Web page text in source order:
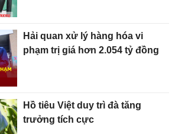
Hải quan xử lý hàng hóa vi
phạm trị giá hơn 2.054 tỷ đồng
Hồ tiêu Việt duy trì đà tăng
trưởng tích cực